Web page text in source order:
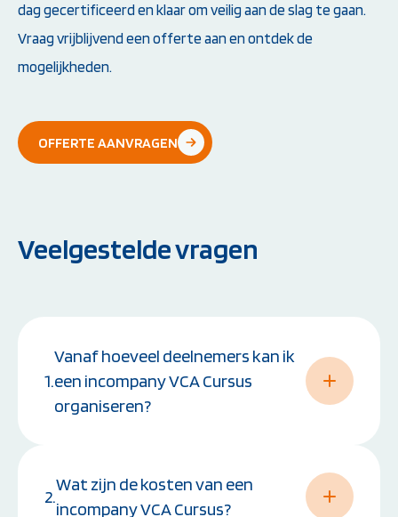
dag gecertificeerd en klaar om veilig aan de slag te gaan.
Vraag vrijblijvend een offerte aan en ontdek de
mogelijkheden.
OFFERTE AANVRAGEN
Veelgestelde vragen
1.
Vanaf hoeveel deelnemers kan ik
een incompany VCA Cursus
organiseren?
Een incompany VCA Cursus is mogelijk vanaf 8
deelnemers. Voor grotere groepen hanteren
wij aantrekkelijke tarieven per deelnemer.
2.
Wat zijn de kosten van een
incompany VCA Cursus?